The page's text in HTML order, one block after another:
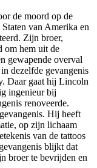
de moord op de
van Amerika en
Zijn broer,
om hem uit de
gewapende overval
dezelfde gevangenis
Daar gaat hij Lincoln
ingenieur bij
renoveerde.
Hij heeft
op zijn lichaam
van de tattoos
blijkt dat
broer te bevrijden en